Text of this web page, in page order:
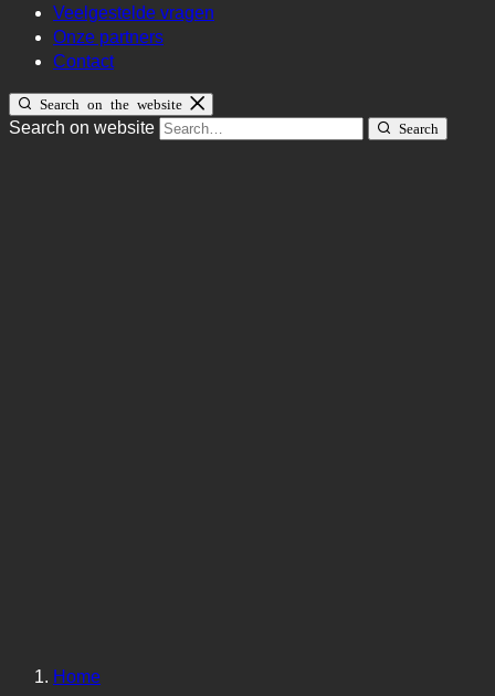
Veelgestelde vragen
Onze partners
Contact
Search on the website
Search on website Search
Home